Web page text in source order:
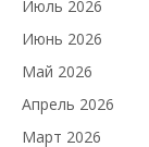
Июль 2026
Июнь 2026
Май 2026
Апрель 2026
Март 2026